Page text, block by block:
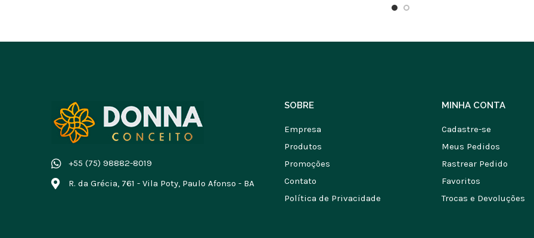
+55 (75) 98882-8019
R. da Grécia, 761 - Vila Poty, Paulo Afonso - BA
SOBRE
Empresa
Produtos
Promoções
Contato
Política de Privacidade
MINHA CONTA
Cadastre-se
Meus Pedidos
Rastrear Pedido
Favoritos
Trocas e Devoluções